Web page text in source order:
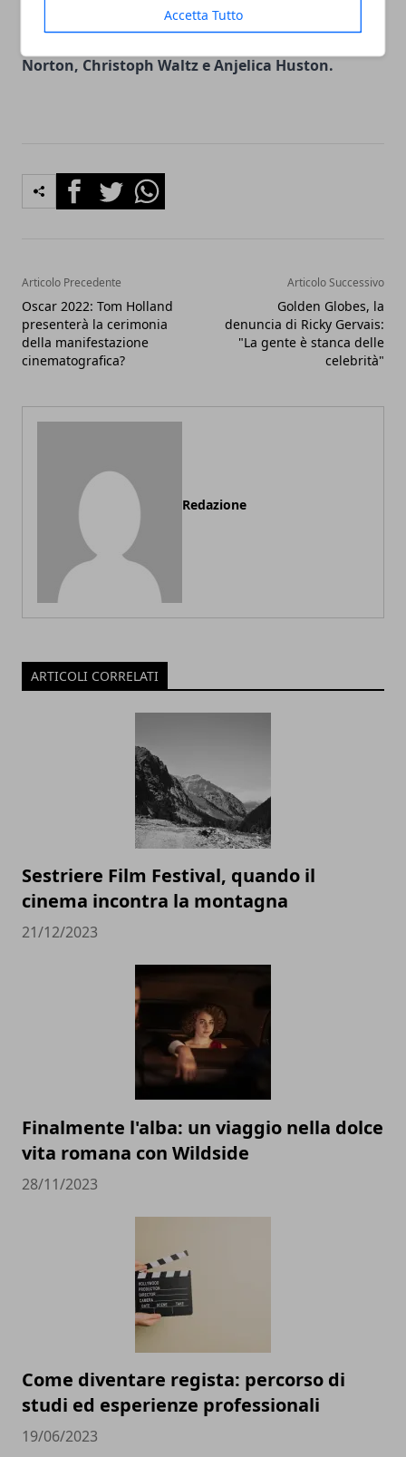
Accetta Tutto
Wilson, Mathieu Amalric, Lyna Khoudri, Bill
Murray, Elisabeth Moss, Willem Dafoe, Edward
Norton, Christoph Waltz e Anjelica Huston.
FacebookTwitterWhatsapp
Articolo Precedente
Oscar 2022: Tom Holland
presenterà la cerimonia
della manifestazione
cinematografica?
Articolo Successivo
Golden Globes, la
denuncia di Ricky Gervais:
"La gente è stanca delle
celebrità"
Redazione
ARTICOLI CORRELATI
Sestriere Film Festival, quando il
cinema incontra la montagna
21/12/2023
Finalmente l'alba: un viaggio nella dolce
vita romana con Wildside
28/11/2023
Come diventare regista: percorso di
studi ed esperienze professionali
19/06/2023